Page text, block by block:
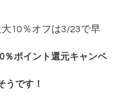
10％オフは3/23で早
％ポイント還元キャンペ
うです！